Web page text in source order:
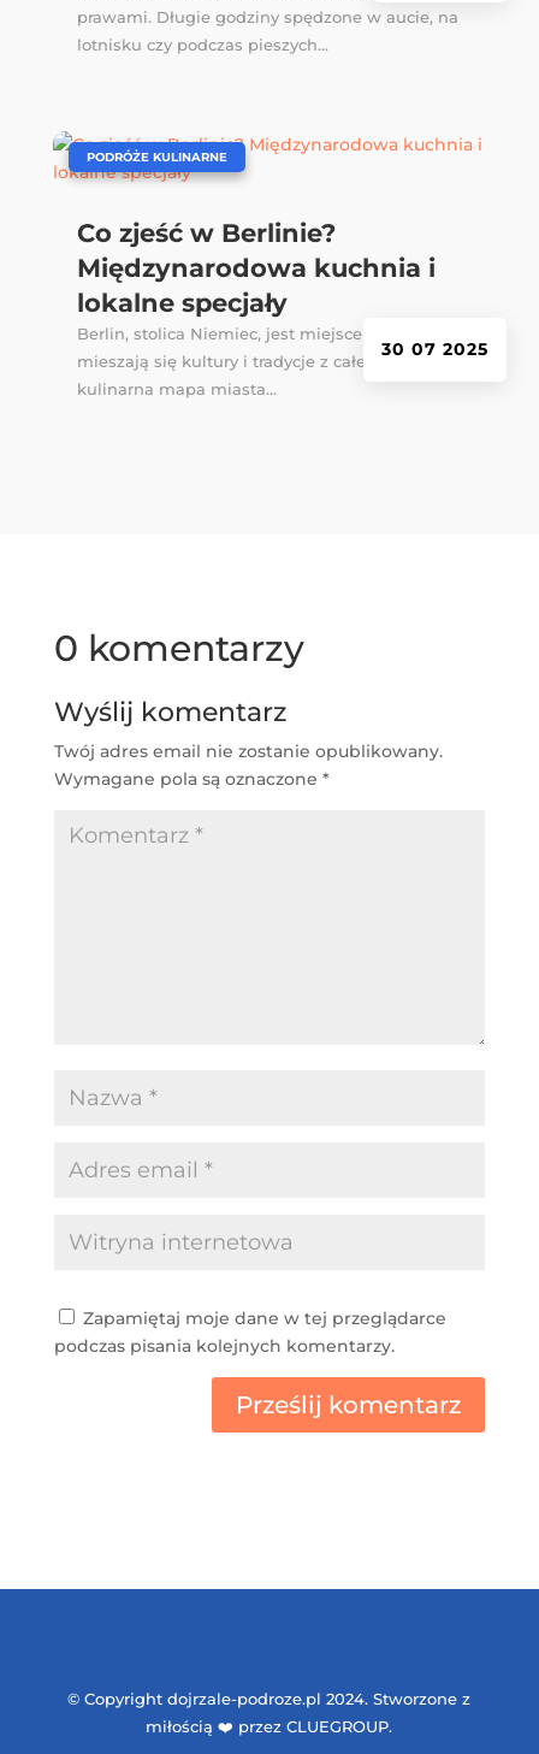
prawami. Długie godziny spędzone w aucie, na
lotnisku czy podczas pieszych...
Co zjeść w Berlinie?
Międzynarodowa kuchnia i
lokalne specjały
30 07 2025
PODRÓŻE KULINARNE
Berlin, stolica Niemiec, jest miejscem, gdzie
mieszają się kultury i tradycje z całego świata, a
kulinarna mapa miasta...
0 komentarzy
Wyślij komentarz
Twój adres email nie zostanie opublikowany.
Wymagane pola są oznaczone *
Zapamiętaj moje dane w tej przeglądarce
podczas pisania kolejnych komentarzy.
Prześlij komentarz
© Copyright dojrzale-podroze.pl 2024. Stworzone z
miłością ❤️ przez CLUEGROUP.